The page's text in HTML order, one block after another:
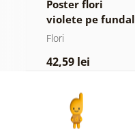
Poster flori
violete pe fundal
abstract
Flori
42,59 lei